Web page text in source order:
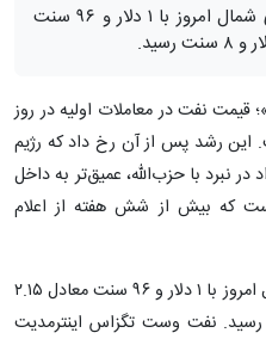
قیمت هر بشکه نفت برنت دریای شمال امروز با ۱ دلار و ۹۶ سنت
قیمت نفت در معاملات اولیه در روز
یافت. این رشد پس از آن رخ داد که رژیم
نبرد با حزب‌الله، عمیق‌تر به داخل
که بیش از شش هفته از اعلام
قیمت هر بشکه نفت برنت دریای شمال امروز با ۱ دلار و ۹۶ سنت معادل ۲.۱۵
به ۹۳ دلار و ۸ سنت رسید. نفت وست تگزاس اینترمدیت